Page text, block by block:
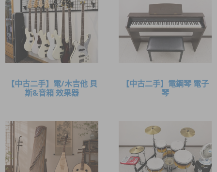
【中古二手】電/木吉他 貝
斯&音箱 效果器
【中古二手】電鋼琴 電子
琴